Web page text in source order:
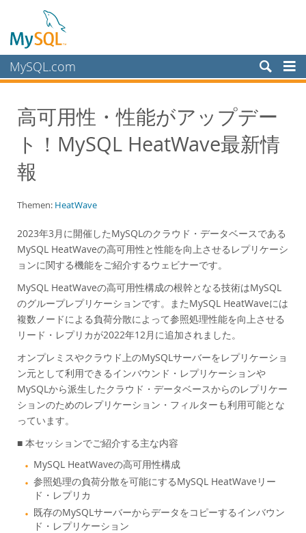
MySQL.com
Schulung, Beratung, Support
Partner
Kunden
White Papers
Presentations
Videos
Case Studies
Books
Performance
Benchmarks
Migration
TCO Savings
Industries
Neues & Termine
Kaufen
Downloads
Dokumentation
Entwickler-Bereich
高可用性・性能がアップデー
ト！MySQL HeatWave最新情
報
Themen: HeatWave
2023年3月に開催したMySQLのクラウド・データベースである
MySQL HeatWaveの高可用性と性能を向上させるレプリケーシ
ョンに関する機能をご紹介するウェビナーです。
MySQL HeatWaveの高可用性構成の根幹となる技術はMySQL
のグループレプリケーションです。またMySQL HeatWaveには
複数ノードによる負荷分散によって参照処理性能を向上させる
リード・レプリカが2022年12月に追加されました。
オンプレミスやクラウド上のMySQLサーバーをレプリケーショ
ン元として利用できるインバウンド・レプリケーションや
MySQLから派生したクラウド・データベースからのレプリケー
ションのためのレプリケーション・フィルターも利用可能とな
っています。
■ 本セッションでご紹介する主な内容
MySQL HeatWaveの高可用性構成
参照処理の負荷分散を可能にするMySQL HeatWaveリー
ド・レプリカ
既存のMySQLサーバーからデータをコピーするインバウン
ド・レプリケーション